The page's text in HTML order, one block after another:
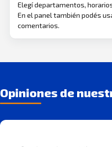
Elegí departamentos,
En el panel también podés
comentarios.
Opiniones de